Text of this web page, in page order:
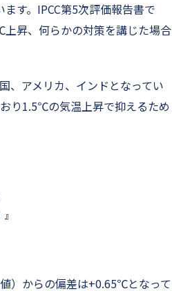
す。IPCC第5次評価報告書で
昇、何らかの対策を講じた場合
、アメリカ、インドとなってい
り1.5℃の気温上昇で抑えるため
』
）からの偏差は+0.65℃となって